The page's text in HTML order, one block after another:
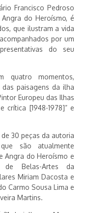
Francisco Pedroso
do Heroísmo, é
que ilustram a vida
por um
do seu
quatro momentos,
paisagens da ilha
Europeu das Ilhas
crítica [1948-1978]” e
30 peças da autoria
são atualmente
Angra do Heroísmo e
de Belas-Artes da
Miriam Dacosta e
Carmo Sousa Lima e
Martins.